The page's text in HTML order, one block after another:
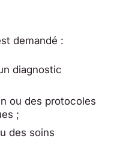
demandé :
diagnostic
ou des protocoles
;
des soins